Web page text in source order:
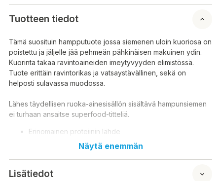
Tuotteen tiedot
Tämä suosituin hampputuote jossa siemenen uloin kuoriosa on
poistettu ja jäljelle jää pehmeän pähkinäisen makuinen ydin.
Kuorinta takaa ravintoaineiden imeytyvyyden elimistössä.
Tuote erittäin ravintorikas ja vatsaystävällinen, sekä on
helposti sulavassa muodossa.
Lähes täydellisen ruoka-ainesisällön sisältävä hampunsiemen
ei turhaan ansaitse superfood-titteliä.
Erinomainen proteiinin lähde
Sisältää kaikki 8 kehollemme välttämätöntä
aminohappoa sekä 12 muuta aminohappoa.
Siemenen sisältämät Omega-3 ja omega-6 -rasvahapot
ovat ihmiselle täydellisessä suhteessa (1:3)
Näytä enemmän
Lisätiedot